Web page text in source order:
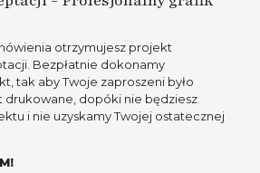
otrzymujesz projekt
Bezpłatnie dokonamy
tak aby Twoje zaproszeni było
drukowane, dopóki nie będziesz
i nie uzyskamy Twojej ostatecznej